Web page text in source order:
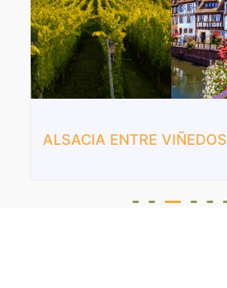
ALSACIA ENTRE VIÑEDOS